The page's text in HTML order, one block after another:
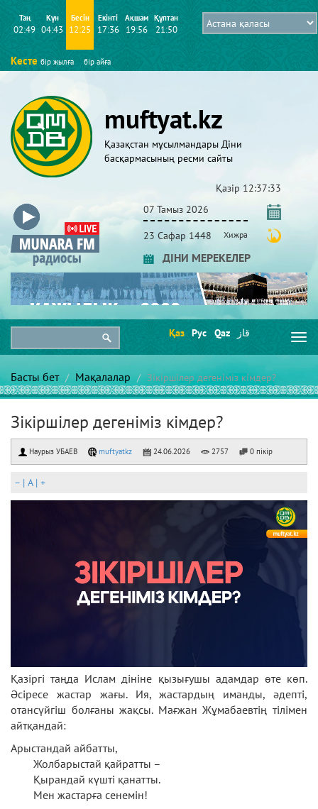
Таң
02:49
Күн
04:43
Бесін
12:25
Екінті
17:36
Ақшам
19:56
Құптан
21:50
Кесте бір жылға бір айға
muftyat.kz
Қазақстан мұсылмандары Діни
басқармасының ресми сайты
Қазір 12:37:34
07 Тамыз 2026
23 Сафар 1448 Хижра
ДІНИ МЕРЕКЕЛЕР
Қаз Рус Qaz قاز
Басты бет Мақалалар Зікіршілер дегеніміз кімдер?
Зікіршілер дегеніміз кімдер?
Наурыз УБАЕВ muftyatkz 24.06.2026 2757 0 пікір
– | A| +
Қазіргі таңда Ислам дініне қызығушы адамдар өте көп.
Әсіресе жастар жағы. Ия, жастардың иманды, әдепті,
отансүйгіш болғаны жақсы. Мағжан Жұмабаевтің тілімен
айтқандай:
Арыстандай айбатты,
Жолбарыстай қайратты –
Қырандай күштi қанатты.
Мен жастарға сенемiн!